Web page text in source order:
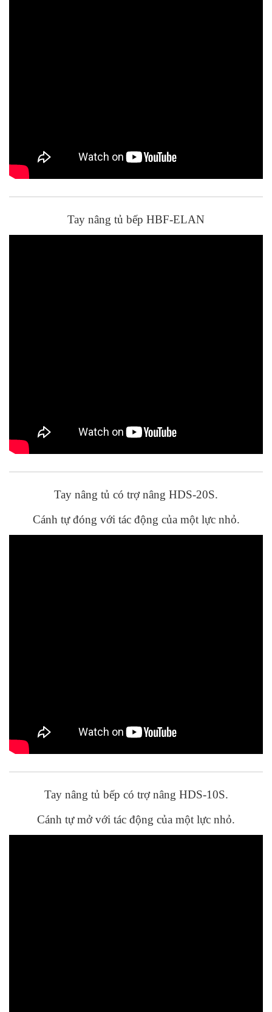
Tay nâng tủ bếp HBF-ELAN
Tay nâng tủ có trợ nâng HDS-20S.
Cánh tự đóng với tác động của một lực nhỏ.
Tay nâng tủ bếp có trợ nâng HDS-10S.
Cánh tự mở với tác động của một lực nhỏ.